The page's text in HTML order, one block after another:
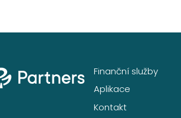
Finanční služby
Aplikace
Kontakt